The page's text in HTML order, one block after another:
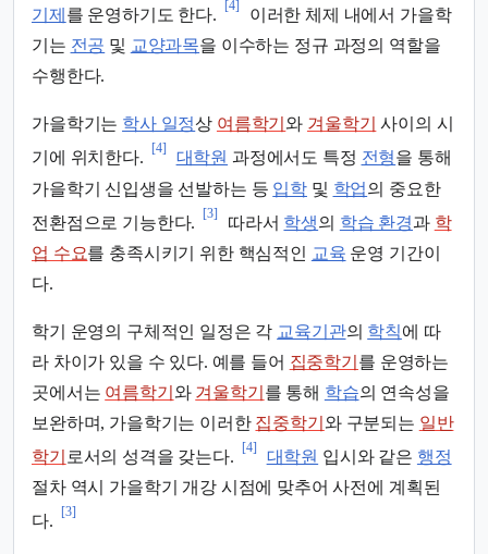
기제 를 운영하기도 한다.
[4]
이러한 체제 내에서 가을학
기는 전공 및 교양과목을 이수하는 정규 과정의 역할을
수행한다.
가을학기는 학사 일정상 여름학기 와 겨울학기 사이의 시
기에 위치한다.
[4]
대학원 과정에서도 특정 전형을 통해
가을학기 신입생을 선발하는 등 입학및 학업의 중요한
전환점으로 기능한다.
[3]
따라서 학생의 학습 환경과 학
업 수요를 충족시키기 위한 핵심적인 교육 운영 기간이
다.
학기 운영의 구체적인 일정은 각 교육기관의 학칙에 따
라 차이가 있을 수 있다. 예를 들어 집중학기 를 운영하는
곳에서는 여름학기 와 겨울학기 를 통해 학습의 연속성을
보완하며, 가을학기는 이러한 집중학기 와 구분되는 일반
학기 로서의 성격을 갖는다.
[4]
대학원 입시와 같은 행정
절차 역시 가을학기 개강 시점에 맞추어 사전에 계획된
다.
[3]